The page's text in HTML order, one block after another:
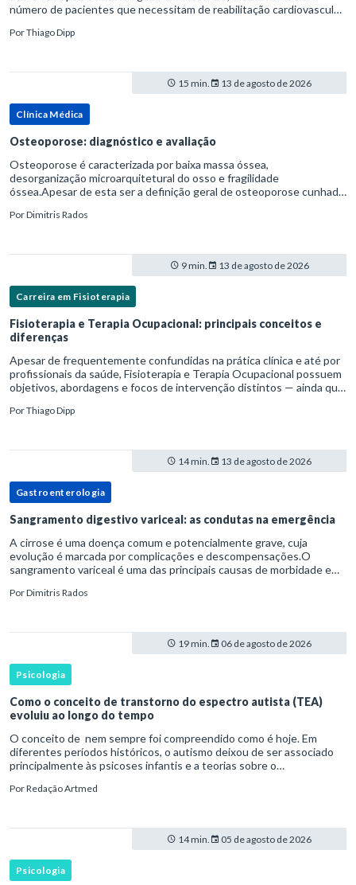
número de pacientes que necessitam de reabilitação cardiovascular
PorThiago Dipp
15 min. 13 de agosto de 2026
Clínica Médica
Osteoporose: diagnóstico e avaliação
Osteoporose é caracterizada por baixa massa óssea,
desorganização microarquitetural do osso e fragilidade
óssea.Apesar de esta ser a definição geral de osteoporose cunhada
patofisiológico, e não c
PorDimitris Rados
9 min. 13 de agosto de 2026
Carreira em Fisioterapia
Fisioterapia e Terapia Ocupacional: principais conceitos e
diferenças
Apesar de frequentemente confundidas na prática clínica e até por
profissionais da saúde, Fisioterapia e Terapia Ocupacional possuem
objetivos, abordagens e focos de intervenção distintos — ainda que
PorThiago Dipp
14 min. 13 de agosto de 2026
Gastroenterologia
Sangramento digestivo variceal: as condutas na emergência
A cirrose é uma doença comum e potencialmente grave, cuja
evolução é marcada por complicações e descompensações.O
sangramento variceal é uma das principais causas de morbidade e
hipertensão port
PorDimitris Rados
19 min. 06 de agosto de 2026
Psicologia
Como o conceito de transtorno do espectro autista (TEA)
evoluiu ao longo do tempo
O conceito de nem sempre foi compreendido como é hoje. Em
diferentes períodos históricos, o autismo deixou de ser associado
principalmente às psicoses infantis e a teorias sobre o
transtorno do des
PorRedação Artmed
14 min. 05 de agosto de 2026
Psicologia